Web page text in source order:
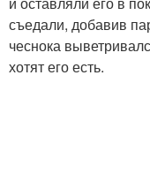
съедали, добавив
чеснока
хотят его есть.